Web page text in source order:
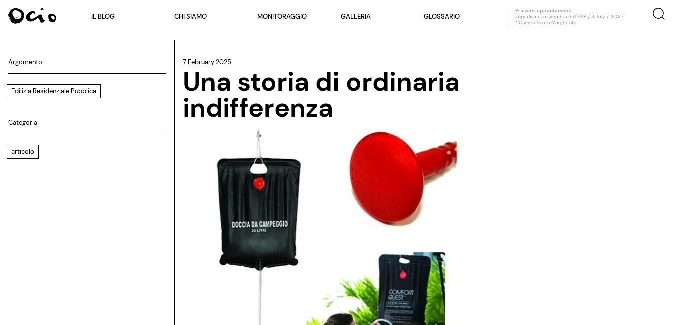
IL BLOG CHI SIAMO MONITORAGGIO GALLERIA GLOSSARIO
Prossimi appuntamenti
Impediamo la svendita dell'ERP / 3 July / 18:00
/ Campo Santa Margherita
Argomento
Edilizia Residenziale Pubblica
Categoria
articolo
7 February 2025
Una storia di ordinaria
indifferenza